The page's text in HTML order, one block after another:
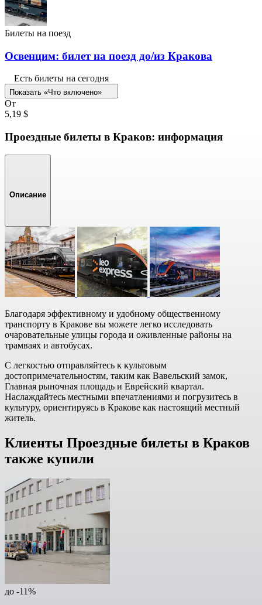
Билеты на поезд
Освенцим: билет на поезд до/из Кракова
Есть билеты на сегодня
Показать «Что включено»
От
5,19 $
Проездные билеты в Краков: информация
Описание
Благодаря эффективному и удобному общественному
транспорту в Кракове вы можете легко исследовать
очаровательные улицы города и оживленные районы на
трамваях и автобусах.
С легкостью отправляйтесь к культовым
достопримечательностям, таким как Вавельский замок,
Главная рыночная площадь и Еврейский квартал.
Наслаждайтесь местными впечатлениями и погрузитесь в
культуру, ориентируясь в Кракове как настоящий местный
житель.
Клиенты Проездные билеты в Краков
также купили
до -11%